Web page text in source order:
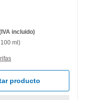
incluido)
ml)
producto